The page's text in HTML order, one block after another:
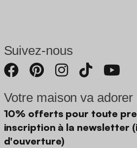
Suivez-nous
Votre maison va adorer
10% offerts pour toute
inscription à la newsletter
d'ouverture)